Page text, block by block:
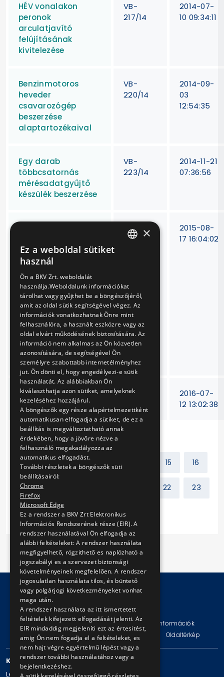
HÉV vonalakon
peronok
arculatjavító
felújításának
kivitelezése
VB-
217/14
2014-07-
10 09:34:11
Benzinmotoros
heveder
csavarozógép
beszerzése
alaptartozékaival
VB-
220/14
2014-09-
03
12:54:35
Egy darab
többcsatornás
mérésadatgyűjtő
készülék beszerzése
VB-
223/14
2014-11-21
07:36:56
megszerzése
érdekében Részletes
Megvalósíthatósági
Tanulmány
készítése az
"Elektromos
midibuszok
beszerzése és töltési
infrastruktúra
kiépítése
Budapesten
VB-
223/15
2015-08-
17 16:04:02
Multifunkciós
másoló beszerzése
VB-
2016-07-
12 13:02:38
Előző 1 2 15 16
17 22 23
Következő
© Copyright 2026 BKV Zrt.
Impresszum Jogi nyilatkozat
Technikai információk
Adatvédelmi politika és tájékoztatások
Oldaltérkép
KAPCSOLAT
Levelezési cím: 1980 Budapest, Pf. 11.
×
Ez a weboldal sütiket
használ
Ön a BKV Zrt. weboldalát
használja.Weboldalunk információkat
tárolhat vagy gyűjthet be a böngészőjéről,
amit az oldal sütik segítségével végez. Az
információk vonatkozhatnak Önre mint
felhasználóra, a használt eszközre vagy az
oldal elvárt működésének biztosítására. Az
információ nem alkalmas az Ön közvetlen
azonosítására, de segítségével Ön
személyre szabottabb internetélményhez
jut. Ön dönti el, hogy engedélyezi-e sütik
használatát. Az alábbiakban Ön
kiválaszthatja azon sütiket, amelyeknek
kezeléséhez hozzájárul.
A böngészők egy része alapértelmezettként
automatikusan elfogadja a sütiket, de ez a
beállítás is megváltoztatható annak
érdekében, hogy a jövőre nézve a
felhasználó megakadályozza az
automatikus elfogadást.
További részletek a böngészők süti
beállításairól:
Chrome
Firefox
Microsoft Edge
Ez a rendszer a BKV Zrt Elektronikus
Információs Rendszerének része (EIR). A
rendszer használatával Ön elfogadja az
alábbi feltételeket: A rendszer használata
megfigyelhető, rögzithető es naplózható a
jogszabályi es a szervezet biztonsági
követelményeinek megfelelően. A rendszer
jogosulatlan használata tilos, és büntető
vagy polgárjogi következményeket vonhat
maga után.
A rendszer használata az itt ismertetett
feltételek kifejezett elfogadását jelenti. Az
EIR mindaddig megjeleníti ezt az értesitést,
amig Ön nem fogadja el a feltételeket, es
nem hajt végre egyértelmű lépést vagy a
rendszer további használatához vagy a
bejelentkezéshez.